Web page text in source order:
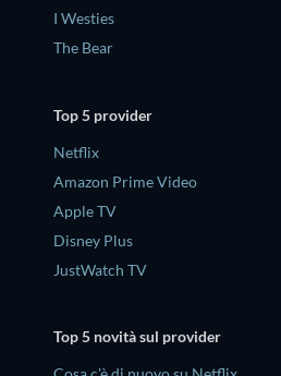
I Westies
The Bear
Top 5 provider
Netflix
Amazon Prime Video
Apple TV
Disney Plus
JustWatch TV
Top 5 novità sul provider